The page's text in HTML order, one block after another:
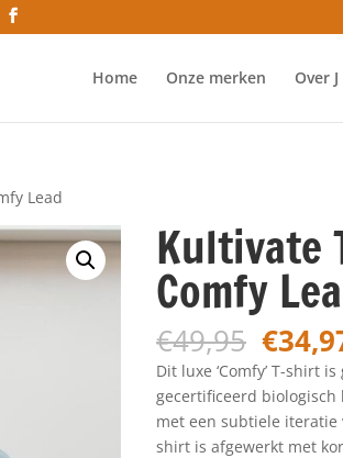
Home Onze merken Over
Lead
Kultivate
Comfy
€49,95
prijs
was:
€
Dit luxe ‘Comfy’ T-shirt
gecertificeerd
met een subtiele iteratie
shirt is afgewerkt met